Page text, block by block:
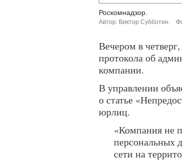
Роскомнадзор.
Автор: Виктор Субботин.
Вечером в
протокола об
компании.
В управлении
о статье
юрлиц.
«Компания не
персональных
сети на